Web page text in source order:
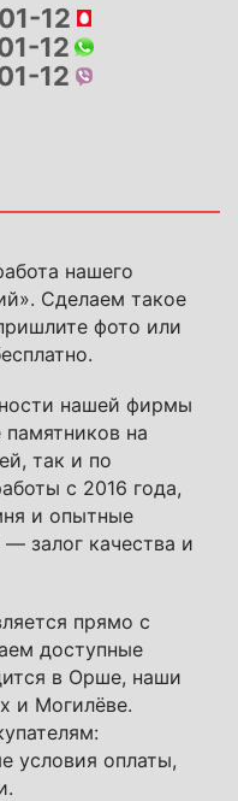
12
12
12
нашего
Сделаем такое
фото или
нашей фирмы
на
так и по
с 2016 года,
и опытные
залог качества и
прямо с
доступные
в Орше, наши
и Могилёве.
условия оплаты,